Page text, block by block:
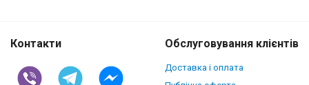
Контакти Обслуговування клієнтів
Доставка і оплата